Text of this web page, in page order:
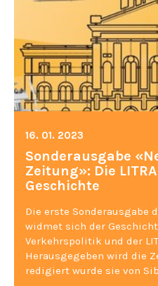
16. 01. 2023
Sonderausgabe
Zeitung»: Die
Geschichte
Die erste Sonderausgabe
widmet sich der
Verkehrspolitik und der
Herausgegeben wird die
redigiert wurde sie von